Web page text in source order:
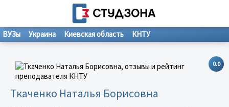
ВУЗы Украина Киевская область КНТУ
0.0
Ткаченко Наталья Борисовна